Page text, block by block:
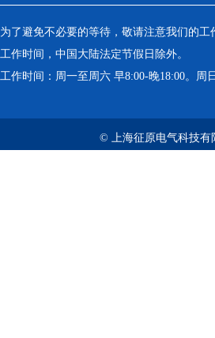
为了避免不必要的等待，敬请注意我们的工
工作时间，中国大陆法定节假日除外。
工作时间：周一至周六 早8:00-晚18:00。周
© 上海征原电气科技有